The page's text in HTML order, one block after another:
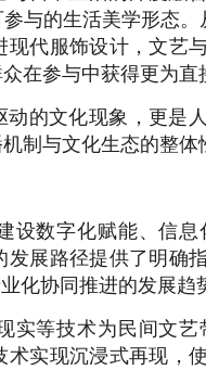
与的生活美学形态
代服饰设计，文艺
在参与中获得更为直
的文化现象，更是
制与文化生态的整体
设数字化赋能、信
展路径提供了明确
化协同推进的发展趋
实等技术为民间文
实现沉浸式再现，